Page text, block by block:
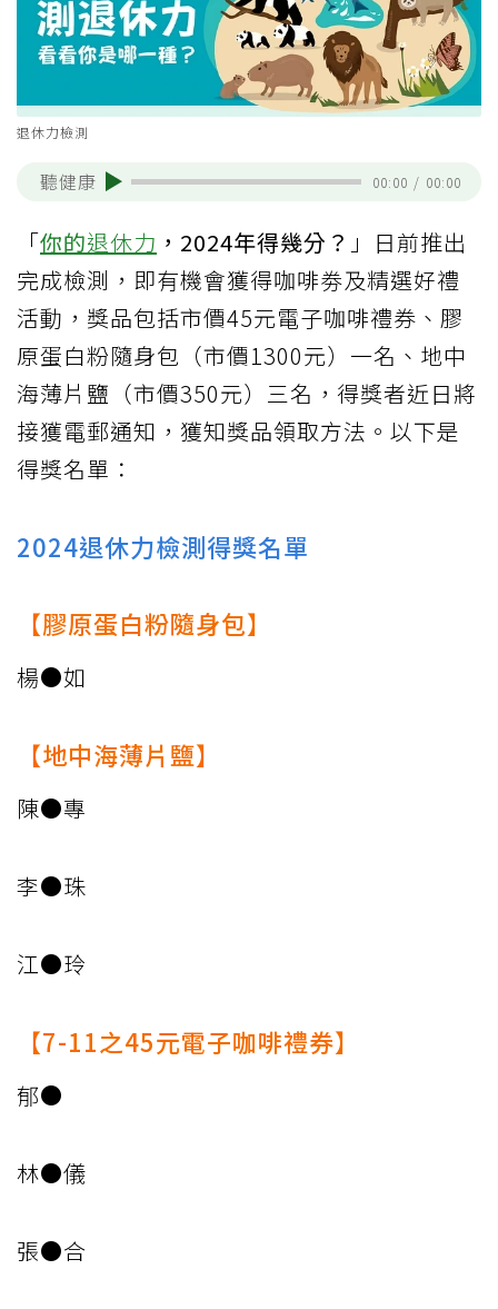
退休力檢測
聽健康 00:00 / 00:00
「你的退休力 ，2024年得幾分？ 」日前推出
完成檢測，即有機會獲得咖啡劵及精選好禮
活動，獎品包括市價45元電子咖啡禮券、膠
原蛋白粉隨身包（市價1300元）一名、地中
海薄片鹽（市價350元）三名，得獎者近日將
接獲電郵通知，獲知獎品領取方法。以下是
得獎名單：
2024退休力檢測得獎名單
【膠原蛋白粉隨身包】
楊●如
【地中海薄片鹽】
陳●專
李●珠
江●玲
【7-11之45元電子咖啡禮券】
郁●
林●儀
張●合